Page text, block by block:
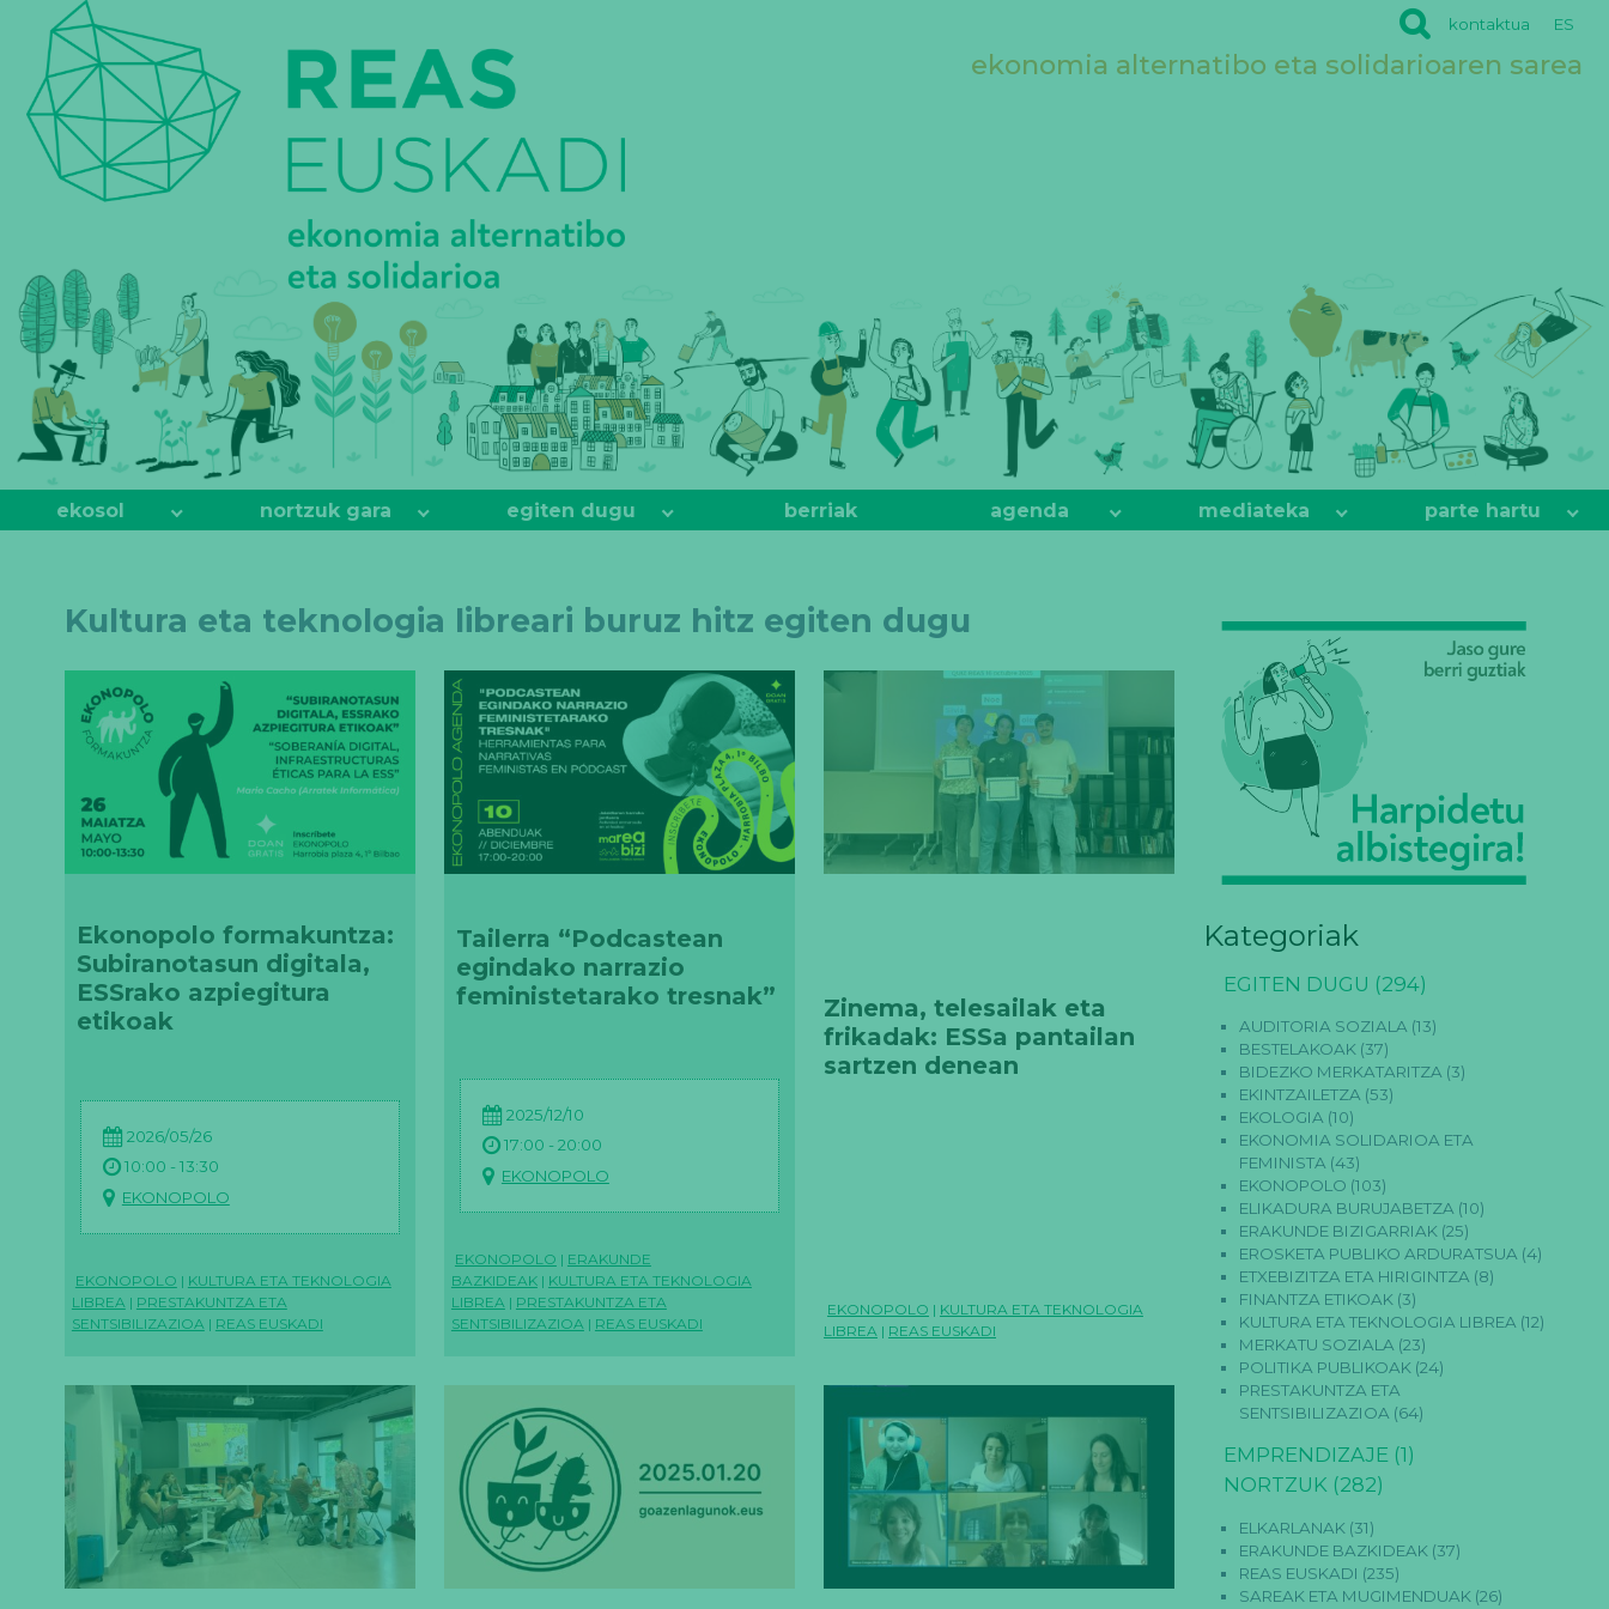
REAS
EUSKADI
kontaktua ES
ekonomia alternatibo eta solidarioaren sarea
ekosol nortzuk gara egiten dugu berriak agenda mediateka parte hartu
Kultura eta teknologia libreari buruz hitz egiten dugu
Ekonopolo formakuntza:
Subiranotasun digitala,
ESSrako azpiegitura
etikoak
2026/05/26
10:00 - 13:30
EKONOPOLO
EKONOPOLO | KULTURA ETA TEKNOLOGIA
LIBREA | PRESTAKUNTZA ETA
SENTSIBILIZAZIOA | REAS EUSKADI
Tailerra “Podcastean
egindako narrazio
feministetarako tresnak”
2025/12/10
17:00 - 20:00
EKONOPOLO
EKONOPOLO | ERAKUNDE
BAZKIDEAK | KULTURA ETA TEKNOLOGIA
LIBREA | PRESTAKUNTZA ETA
SENTSIBILIZAZIOA | REAS EUSKADI
Zinema, telesailak eta
frikadak: ESSa pantailan
sartzen denean
EKONOPOLO | KULTURA ETA TEKNOLOGIA
LIBREA | REAS EUSKADI
Kategoriak
EGITEN DUGU (294)
AUDITORIA SOZIALA (13)
BESTELAKOAK (37)
BIDEZKO MERKATARITZA (3)
EKINTZAILETZA (53)
EKOLOGIA (10)
EKONOMIA SOLIDARIOA ETA
FEMINISTA (43)
EKONOPOLO (103)
ELIKADURA BURUJABETZA (10)
ERAKUNDE BIZIGARRIAK (25)
EROSKETA PUBLIKO ARDURATSUA (4)
ETXEBIZITZA ETA HIRIGINTZA (8)
FINANTZA ETIKOAK (3)
KULTURA ETA TEKNOLOGIA LIBREA (12)
MERKATU SOZIALA (23)
POLITIKA PUBLIKOAK (24)
PRESTAKUNTZA ETA
SENTSIBILIZAZIOA (64)
EMPRENDIZAJE(1)
NORTZUK(282)
ELKARLANAK (31)
ERAKUNDE BAZKIDEAK (37)
REAS EUSKADI (235)
SAREAK ETA MUGIMENDUAK (26)